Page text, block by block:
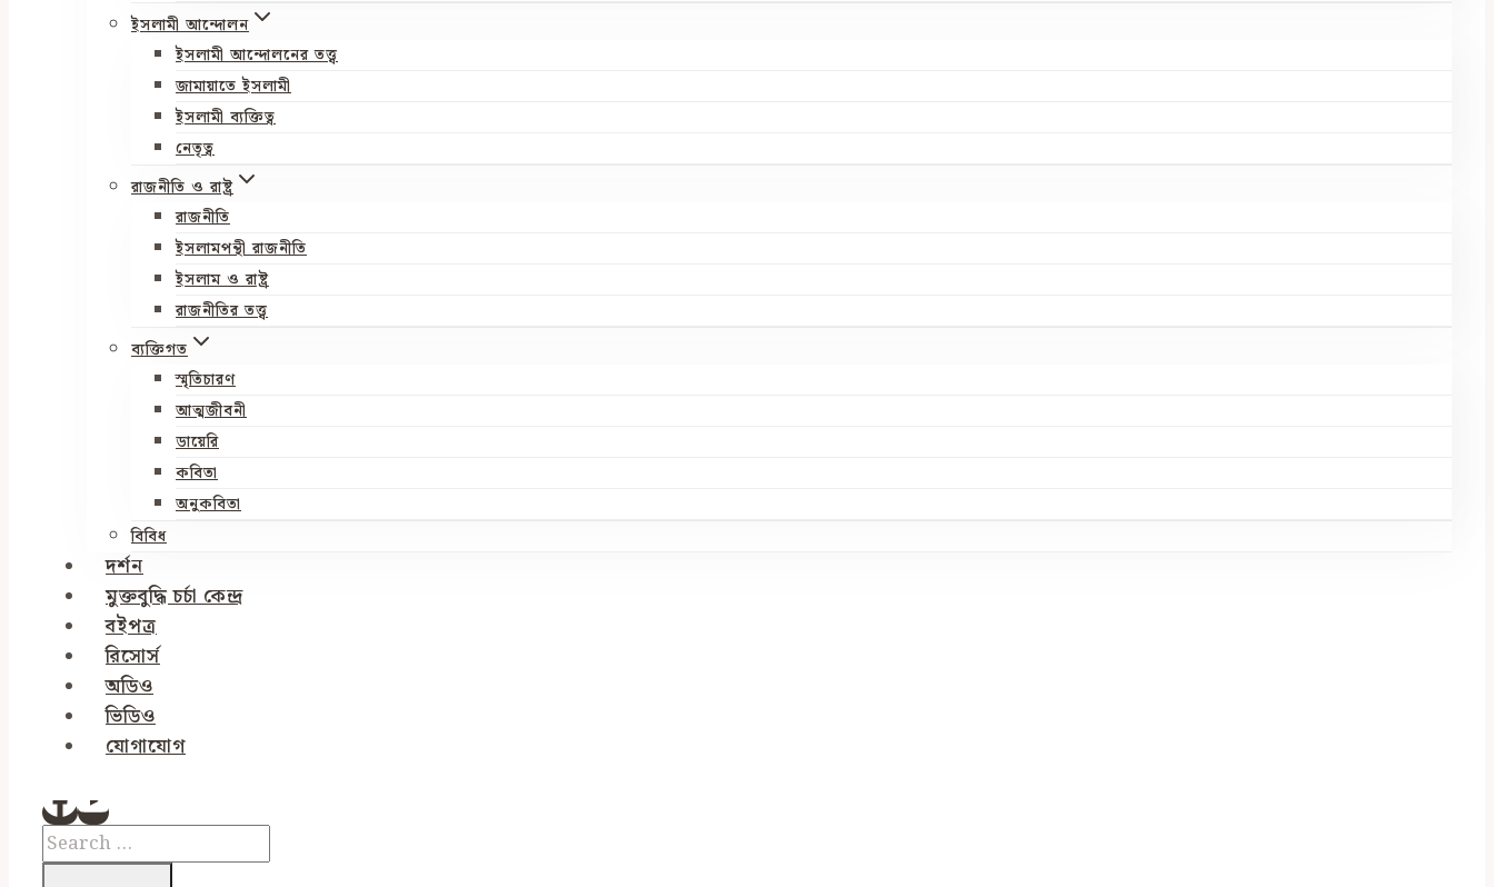
ইসলামী আন্দোলন
ইসলামী আন্দোলনের তত্ত্ব
জামায়াতে ইসলামী
ইসলামী ব্যক্তিত্ব
নেতৃত্ব
রাজনীতি ও রাষ্ট্র
রাজনীতি
ইসলামপন্থী রাজনীতি
ইসলাম ও রাষ্ট্র
রাজনীতির তত্ত্ব
ব্যক্তিগত
স্মৃতিচারণ
আত্মজীবনী
ডায়েরি
কবিতা
অনুকবিতা
বিবিধ
দর্শন
মুক্তবুদ্ধি চর্চা কেন্দ্র
বইপত্র
রিসোর্স
অডিও
ভিডিও
যোগাযোগ
Search
for: